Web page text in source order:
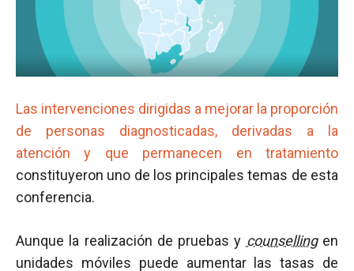
Las intervenciones dirigidas a mejorar la proporción
de personas diagnosticadas, derivadas a la
atención y que permanecen en tratamiento
constituyeron uno de los principales temas de esta
conferencia.
Aunque la realización de pruebas y counsellingen
unidades móviles puede aumentar las tasas de